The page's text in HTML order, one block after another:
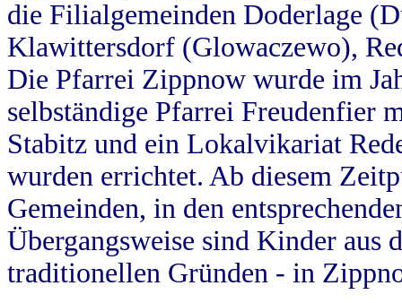
die Filialgemeinden Doderlage
Klawittersdorf (Glowaczewo),
Die Pfarrei Zippnow wurde im
selbständige Pfarrei Freudenfier
Stabitz und ein Lokalvikariat
wurden errichtet. Ab diesem
Gemeinden, in den
Übergangsweise sind Kinder aus
traditionellen Gründen - in